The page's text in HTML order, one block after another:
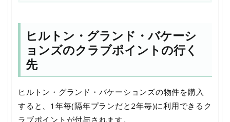
ヒルトン・グランド・バケーシ
ョンズのクラブポイントの行く
先
ヒルトン・グランド・バケーションズの物件を購入
すると、1年毎(隔年プランだと2年毎)に利用できるク
ラブポイントが付与されます。